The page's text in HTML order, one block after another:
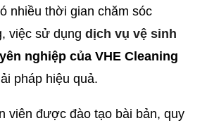
nhiều thời gian chăm sóc
việc sử dụng dịch vụ vệ sinh
nghiệp của VHE Cleaning
pháp hiệu quả.
viên được đào tạo bài bản, quy